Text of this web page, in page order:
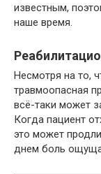
известным,
наше время.
Несмотря на то,
травмоопасная
всё-таки может
Когда пациент
это может
днем боль